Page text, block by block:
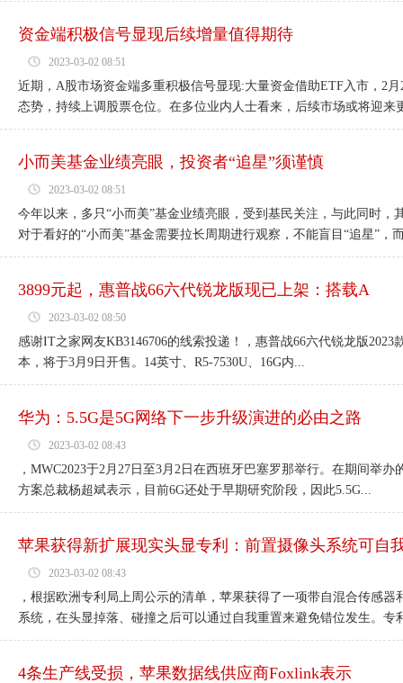
资金端积极信号显现后续增量值得期待
2023-03-02 08:51
近期，A股市场资金端多重积极信号显现:大量资金借助ETF入市，2
态势，持续上调股票仓位。在多位业内人士看来，后续市场或将迎来
小而美基金业绩亮眼，投资者“追星”须谨慎
2023-03-02 08:51
今年以来，多只“小而美”基金业绩亮眼，受到基民关注，与此同时
对于看好的“小而美”基金需要拉长周期进行观察，不能盲目“追星”，
3899元起，惠普战66六代锐龙版现已上架：搭载A
2023-03-02 08:50
感谢IT之家网友KB3146706的线索投递！，惠普战66六代锐龙版
本，将于3月9日开售。14英寸、R5-7530U、16G内...
华为：5.5G是5G网络下一步升级演进的必由之路
2023-03-02 08:43
，MWC2023于2月27日至3月2日在西班牙巴塞罗那举行。在期间举
方案总裁杨超斌表示，目前6G还处于早期研究阶段，因此5.5G...
苹果获得新扩展现实头显专利：前置摄像头系统可自
2023-03-02 08:43
，根据欧洲专利局上周公示的清单，苹果获得了一项带自混合传感
系统，在头显掉落、碰撞之后可以通过自我重置来避免错位发生。专
4条生产线受损，苹果数据线供应商Foxlink表示